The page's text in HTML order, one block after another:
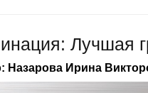
Лучшая
Назарова Ирина